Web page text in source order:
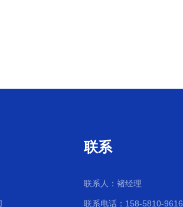
联系
联系人：褚经理
联系电话：158-5810-9616